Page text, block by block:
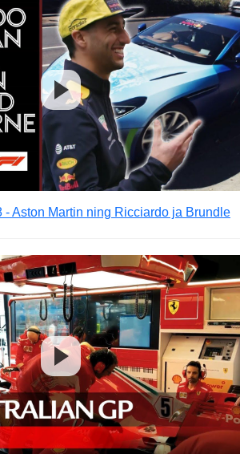
- Aston Martin ning Ricciardo ja Brundle